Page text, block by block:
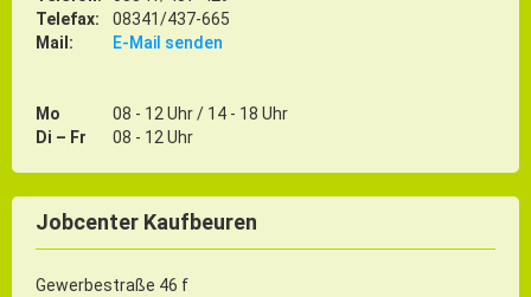
Telefax:
08341/437-665
Mail:
E-Mail senden
Mo
08 - 12 Uhr / 14 - 18 Uhr
Di – Fr
08 - 12 Uhr
Jobcenter Kaufbeuren
Gewerbestraße 46 f